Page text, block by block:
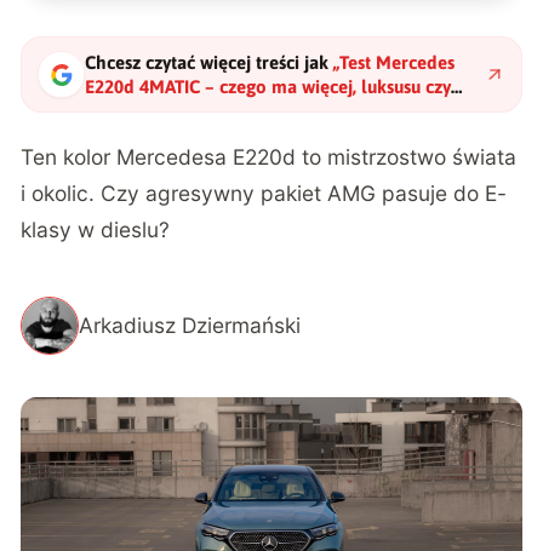
Chcesz czytać więcej treści jak „Test Mercedes
E220d 4MATIC – czego ma więcej, luksusu czy
technologii?"?
Ten kolor Mercedesa E220d to mistrzostwo świata
i okolic. Czy agresywny pakiet AMG pasuje do E-
klasy w dieslu?
Arkadiusz Dziermański